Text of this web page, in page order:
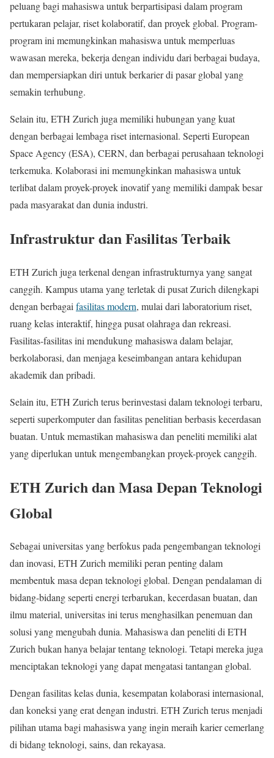
peluang bagi mahasiswa untuk berpartisipasi dalam program
pertukaran pelajar, riset kolaboratif, dan proyek global. Program-
program ini memungkinkan mahasiswa untuk memperluas
wawasan mereka, bekerja dengan individu dari berbagai budaya,
dan mempersiapkan diri untuk berkarier di pasar global yang
semakin terhubung.
Selain itu, ETH Zurich juga memiliki hubungan yang kuat
dengan berbagai lembaga riset internasional. Seperti European
Space Agency (ESA), CERN, dan berbagai perusahaan teknologi
terkemuka. Kolaborasi ini memungkinkan mahasiswa untuk
terlibat dalam proyek-proyek inovatif yang memiliki dampak besar
pada masyarakat dan dunia industri.
Infrastruktur dan Fasilitas Terbaik
ETH Zurich juga terkenal dengan infrastrukturnya yang sangat
canggih. Kampus utama yang terletak di pusat Zurich dilengkapi
dengan berbagai fasilitas modern, mulai dari laboratorium riset,
ruang kelas interaktif, hingga pusat olahraga dan rekreasi.
Fasilitas-fasilitas ini mendukung mahasiswa dalam belajar,
berkolaborasi, dan menjaga keseimbangan antara kehidupan
akademik dan pribadi.
Selain itu, ETH Zurich terus berinvestasi dalam teknologi terbaru,
seperti superkomputer dan fasilitas penelitian berbasis kecerdasan
buatan. Untuk memastikan mahasiswa dan peneliti memiliki alat
yang diperlukan untuk mengembangkan proyek-proyek canggih.
ETH Zurich dan Masa Depan Teknologi
Global
Sebagai universitas yang berfokus pada pengembangan teknologi
dan inovasi, ETH Zurich memiliki peran penting dalam
membentuk masa depan teknologi global. Dengan pendalaman di
bidang-bidang seperti energi terbarukan, kecerdasan buatan, dan
ilmu material, universitas ini terus menghasilkan penemuan dan
solusi yang mengubah dunia. Mahasiswa dan peneliti di ETH
Zurich bukan hanya belajar tentang teknologi. Tetapi mereka juga
menciptakan teknologi yang dapat mengatasi tantangan global.
Dengan fasilitas kelas dunia, kesempatan kolaborasi internasional,
dan koneksi yang erat dengan industri. ETH Zurich terus menjadi
pilihan utama bagi mahasiswa yang ingin meraih karier cemerlang
di bidang teknologi, sains, dan rekayasa.